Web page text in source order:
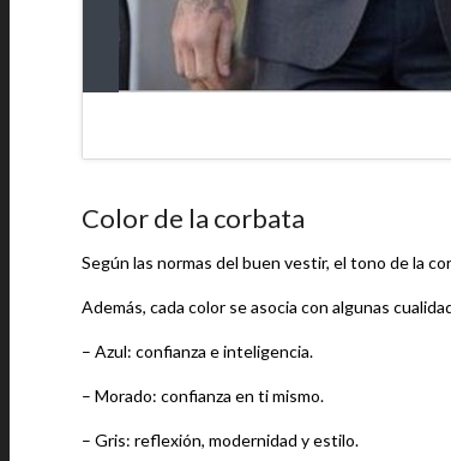
Color de la corbata
Según las normas del buen vestir, el tono de la
Además, cada color se asocia con algunas
– Azul: confianza e inteligencia.
– Morado: confianza en ti mismo.
– Gris: reflexión, modernidad y estilo.